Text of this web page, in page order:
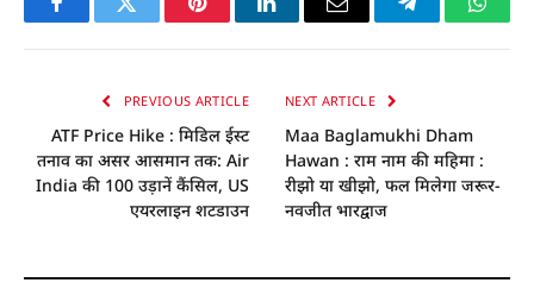
FacebookTwitter PinterestLinkedInEmail Telegram
PREVIOUS ARTICLE
ATF Price Hike : मिडिल ईस्ट
तनाव का असर आसमान तक: Air
India की 100 उड़ानें कैंसिल, US
एयरलाइन शटडाउन
NEXT ARTICLE
Maa Baglamukhi Dham
Hawan : राम नाम की महिमा :
रीझो या खीझो, फल मिलेगा जरूर-
नवजीत भारद्वाज